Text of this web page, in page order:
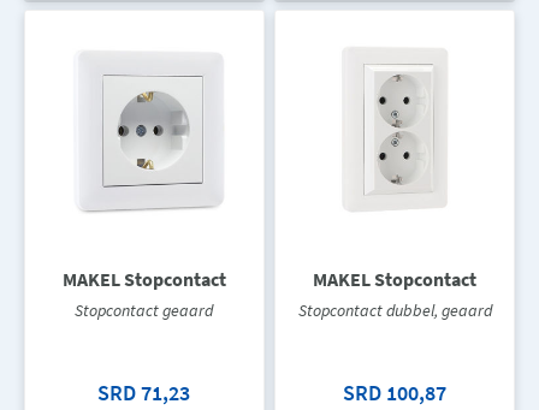
MAKEL Stopcontact
Stopcontact geaard
SRD 71,23
MAKEL Stopcontact
Stopcontact dubbel, geaard
SRD 100,87